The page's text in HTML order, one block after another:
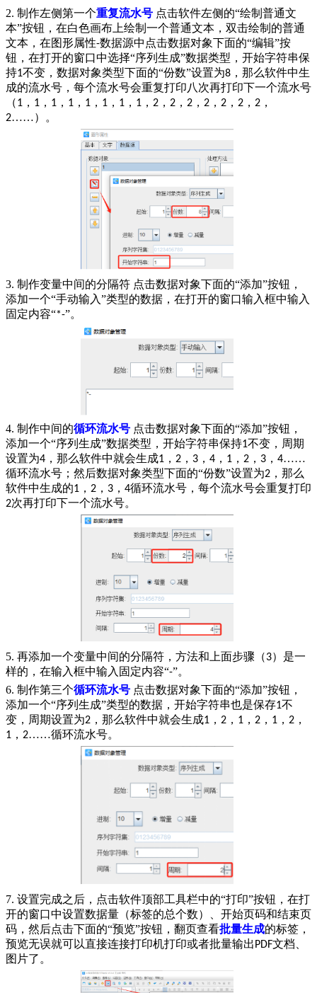
2. 制作左侧第一个重复流水号 点击软件左侧的“绘制普通文
本”按钮，在白色画布上绘制一个普通文本，双击绘制的普通
文本，在图形属性-数据源中点击数据对象下面的“编辑”按
钮，在打开的窗口中选择“序列生成”数据类型，开始字符串保
持1不变，数据对象类型下面的“份数”设置为8 ，那么软件中生
成的流水号，每个流水号会重复打印八次再打印下一个流水号
（1 ， 1 ， 1 ， 1 ， 1 ， 1 ， 1 ， 1 ， 2 ， 2 ， 2 ， 2 ， 2 ， 2 ， 2 ，
2……）。
3. 制作变量中间的分隔符 点击数据对象下面的“添加”按钮，
添加一个“手动输入”类型的数据，在打开的窗口输入框中输入
固定内容“*-”。
4. 制作中间的循环流水号 点击数据对象下面的“添加”按钮，
添加一个“序列生成”数据类型，开始字符串保持1不变，周期
设置为4 ，那么软件中就会生成1 ， 2 ， 3 ， 4 ， 1 ， 2 ， 3 ， 4……
循环流水号；然后数据对象类型下面的“份数”设置为2 ，那么
软件中生成的1 ， 2 ， 3 ， 4循环流水号，每个流水号会重复打印
2次再打印下一个流水号。
5. 再添加一个变量中间的分隔符，方法和上面步骤（3）是一
样的，在输入框中输入固定内容“-”。
6. 制作第三个循环流水号 点击数据对象下面的“添加”按钮，
添加一个“序列生成”类型的数据，开始字符串也是保存1不
变，周期设置为2 ，那么软件中就会生成1 ， 2 ， 1 ， 2 ， 1 ， 2 ，
1 ， 2……循环流水号。
7. 设置完成之后，点击软件顶部工具栏中的“打印”按钮，在打
开的窗口中设置数据量（标签的总个数）、开始页码和结束页
码，然后点击下面的“预览”按钮，翻页查看批量生成的标签，
预览无误就可以直接连接打印机打印或者批量输出 PDF文档、
图片了。